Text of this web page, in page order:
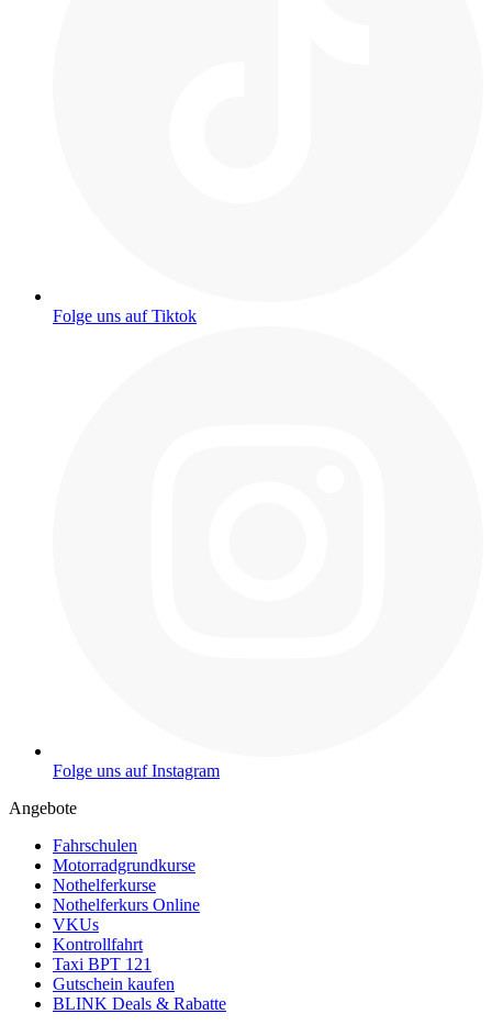
Folge uns auf Tiktok
Folge uns auf Instagram
Angebote
Fahrschulen
Motorradgrundkurse
Nothelferkurse
Nothelferkurs Online
VKUs
Kontrollfahrt
Taxi BPT 121
Gutschein kaufen
BLINK Deals & Rabatte